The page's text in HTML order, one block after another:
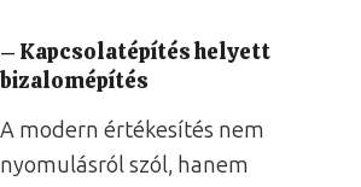
– Kapcsolatépítés helyett
bizalomépítés
A modern értékesítés nem
nyomulásról szól, hanem